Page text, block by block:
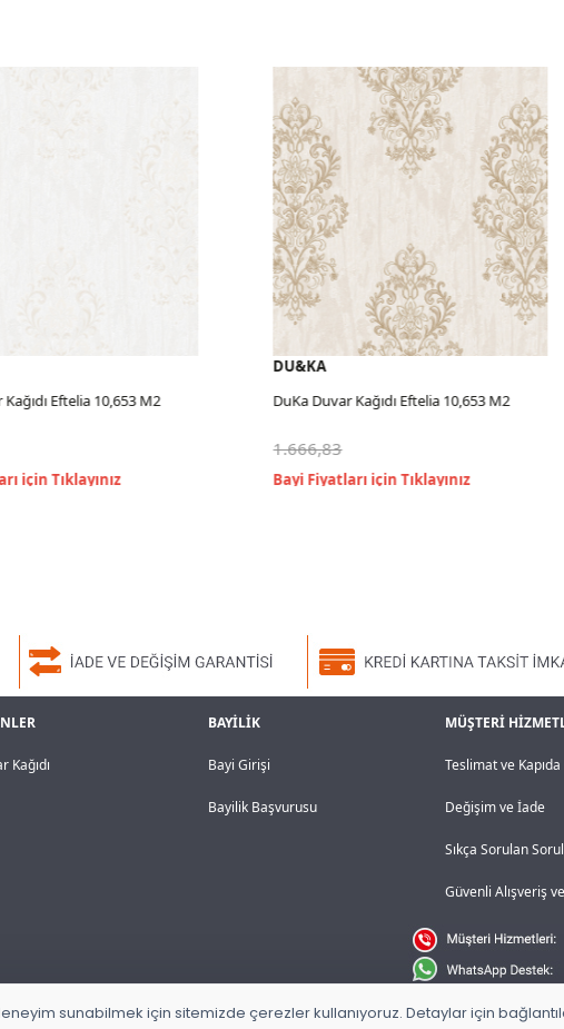
Eftelia 10,653 M2
DU&KA
DuKa Duvar Kağıdı Eftelia 10,653 M2
1.666,83
Kağıdı
BAYİLİK
Bayi Girişi
Bayilik Başvurusu
MÜŞTERİ
Teslimat ve
Değişim ve İade
Sıkça Sorulan
Güvenli Alışveriş
sunabilmek için sitemizde çerezler kullanıyoruz. Detaylar için